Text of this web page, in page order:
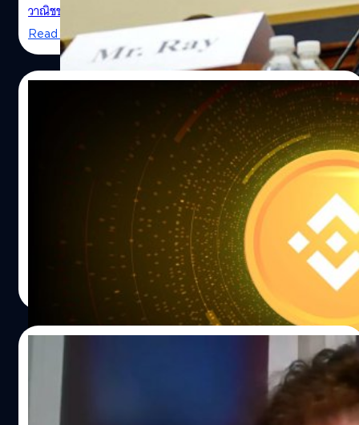
REUTERS / Elizabeth Frantz
วาณิชชา สายเสมา | 1330 days ago
Read More
Binance ไม่กังวลกับความแตกตื่น หลังคนแห่
ถอนเงินไปกว่า 65,000 ล้านบาท ย้ำมีเงิน
หลังการล้มละลายของ FTX ไปไม่นาน ก็มีเหตุการณ์วุ่นวายเกิด
ขึ้นในโลกคริปโทฯ อีก เมื่อผู้ใช้งานแห่กันถอนเงินออกจาก
ไบแนนซ์ (Binance) แพลตฟอร์มคริปโทฯ ที่ใหญ่ที่สุดในโลก
จนทำให้มีเงินไหลออกจากแพลตฟอร์มไปกว่า 1,900 ล้าน
เหรียญ (ราว 65,000 ล้านบาท) ภายใน 24 ชั่วโมง
| 1331 days ago
Sam Bankman-Fried อดีตซีอีโอ FTX ถูก
จับกุมในบาฮามาสหลังถูกสหรัฐฯ ยื่นฟ้อง